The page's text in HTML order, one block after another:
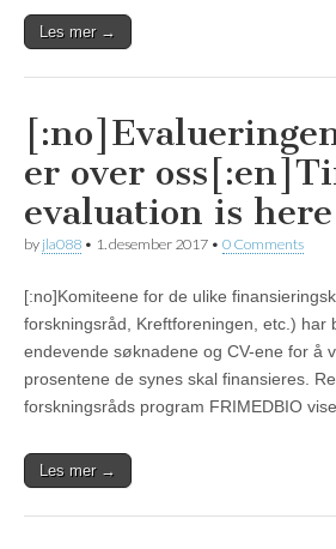
Les mer →
er over
evaluation is
by jla088 • 1. desember 2017 • 0 Comments
[:no]Komiteene for de ulike
forskningsråd, Kreftforeningen, etc.) har
endevende søknadene og CV-ene for å
prosentene de synes skal finansieres.
forskningsråds program FRIMEDBIO
Les mer →